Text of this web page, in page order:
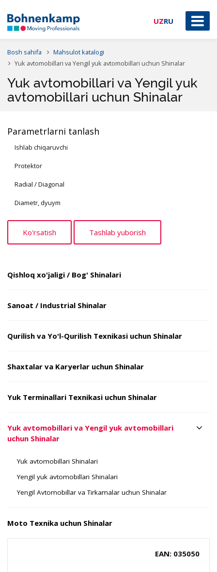
UZRU
Bosh sahifa
Mahsulot katalogi
Yuk avtomobillari va Yengil yuk avtomobillari uchun Shinalar
Yuk avtomobillari va Yengil yuk
avtomobillari uchun Shinalar
Parametrlarni tanlash
Ishlab chiqaruvchi
Protektor
Radial / Diagonal
Diametr, dyuym
Qishloq xo'jaligi / Bog' Shinalari
Sanoat / Industrial Shinalar
Qurilish va Yo'l-Qurilish Texnikasi uchun Shinalar
Shaxtalar va Karyerlar uchun Shinalar
Yuk Terminallari Texnikasi uchun Shinalar
Yuk avtomobillari va Yengil yuk avtomobillari
uchun Shinalar
Yuk avtomobillari Shinalari
Yengil yuk avtomobillari Shinalari
Yengil Avtomobillar va Tirkamalar uchun Shinalar
Moto Texnika uchun Shinalar
EAN: 035050